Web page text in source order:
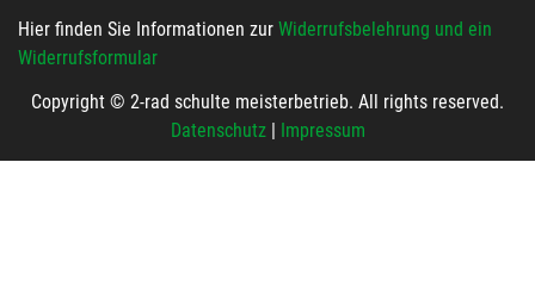
Hier finden Sie Informationen zur Widerrufsbelehrung und ein
Widerrufsformular
Copyright © 2-rad schulte meisterbetrieb. All rights reserved.
Datenschutz| Impressum